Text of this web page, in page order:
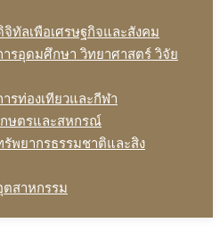
จิทัลเพือเศรษฐกิจและสังคม
ารอุดมศึกษา วิทยาศาสตร์ วิจัย
ารท่องเทียวและกีฬา
กษตรและสหกรณ์
รัพยากรธรรมชาติและสิง
ตสาหกรรม